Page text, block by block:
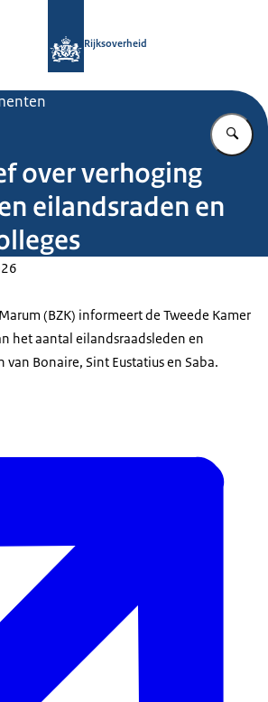
Rijksoverheid
over verhoging
eilandsraden en
(BZK) informeert de Tweede Kamer
het aantal eilandsraadsleden en
Bonaire, Sint Eustatius en Saba.